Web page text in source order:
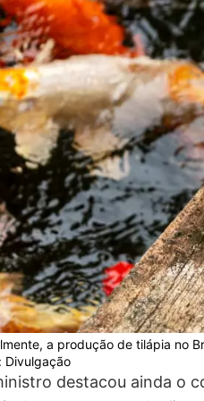
a produção de tilápia no
Divulgação
destacou ainda o